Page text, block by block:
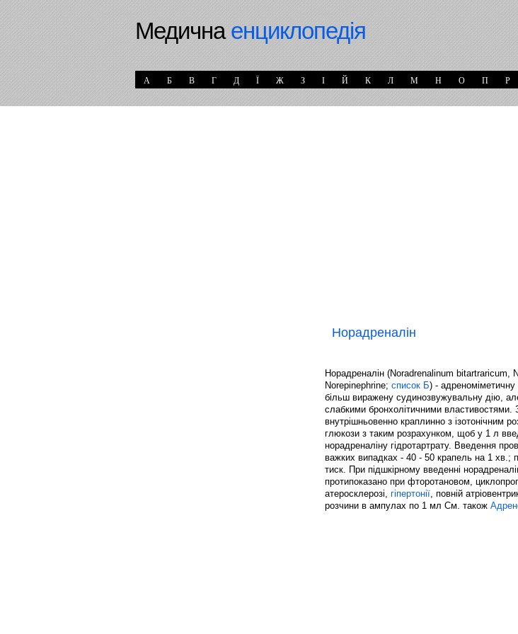
Медичнаенциклопедія
А Б В Г Д Ї Ж З І Й К Л М Н О П Р
Норадреналін
Норадреналін (Noradrenalinum bitartraricum,
Norepinephrine; список Б) - адреноміметичну
більш виражену судинозвужувальну дію,
слабкими бронхолітичними властивостями.
внутрішньовенно краплинно з ізотонічним
глюкози з таким розрахунком, щоб у 1 л
норадреналіну гідротартрату. Введення
важких випадках - 40 - 50 крапель на 1 хв.;
тиск. При підшкірному введенні
протипоказано при фторотановом,
атеросклерозі, гіпертонії, повній
розчини в ампулах по 1 мл См. також